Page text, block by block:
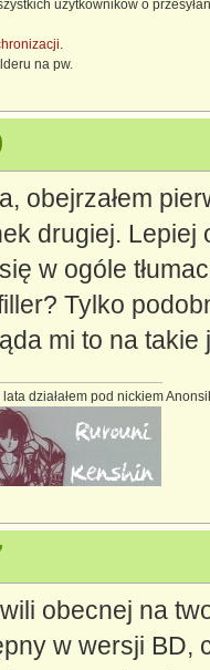
użytkowników o
na pw.
obejrzałem
drugiej. Lepiej
w ogóle
Tylko
mi to na
lata działałem pod nickiem
obecnej na
w wersji BD,